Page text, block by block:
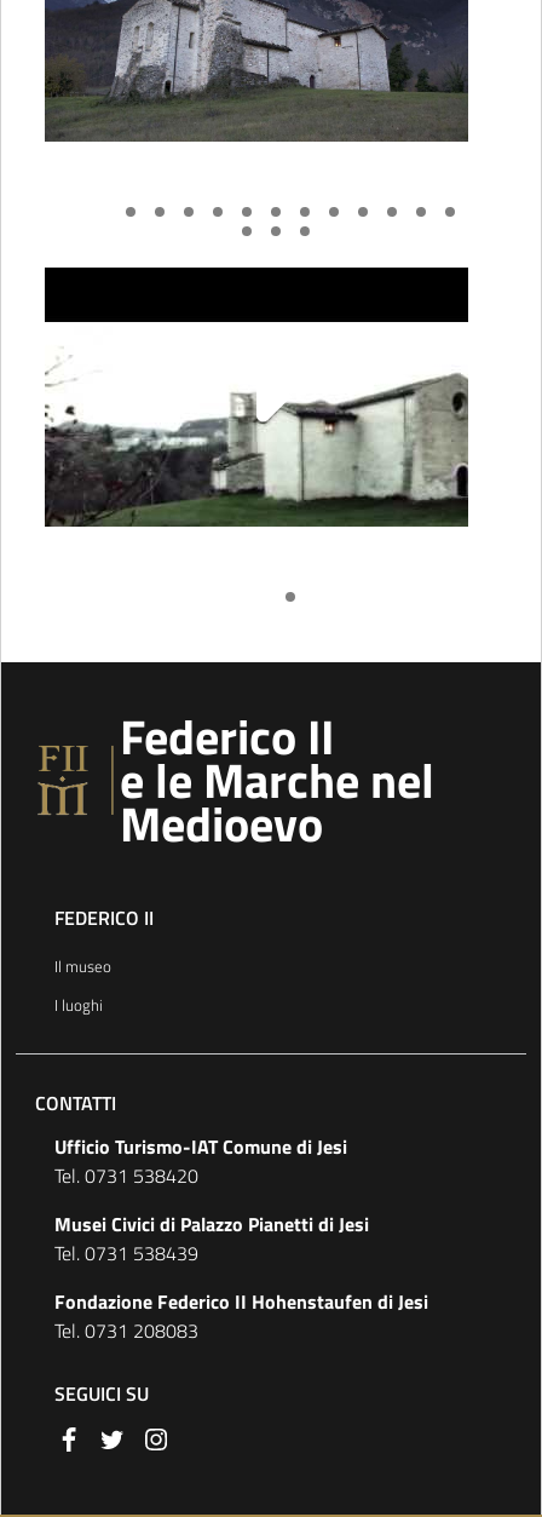
Federico II
e le Marche nel
Medioevo
FEDERICO II
Il museo
I luoghi
CONTATTI
Ufficio Turismo-IAT Comune di Jesi
Tel. 0731 538420
Musei Civici di Palazzo Pianetti di Jesi
Tel. 0731 538439
Fondazione Federico II Hohenstaufen di Jesi
Tel. 0731 208083
SEGUICI SU